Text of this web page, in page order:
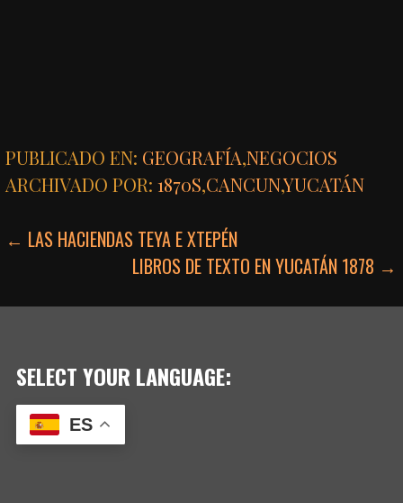
PUBLICADO EN: GEOGRAFÍA,NEGOCIOS
ARCHIVADO POR:1870S,CANCUN,YUCATÁN
NAVEGACIÓN
← LAS HACIENDAS TEYA E XTEPÉN
LIBROS DE TEXTO EN YUCATÁN 1878 →
SELECT YOUR LANGUAGE:
ES